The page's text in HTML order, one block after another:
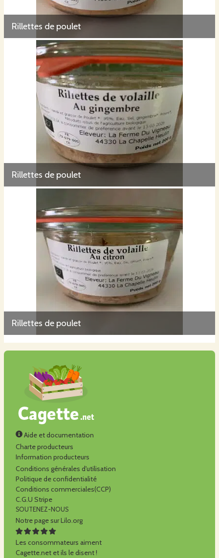
Rillettes de poulet
Rillettes de poulet
Rillettes de poulet
Aide et documentation
Charte producteurs
Information producteurs
Conditions générales d'utilisation
Politique de confidentialité
Conditions commerciales(CCP)
C.G.U Stripe
SOUTENEZ-NOUS
Notre page sur Lilo.org
Les consommateurs aiment
Cagette.net et ils le disent !